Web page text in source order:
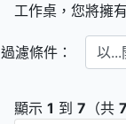
工作桌，您將擁
過濾條件：
以...開頭的項
顯示 1 到 7 （共 7